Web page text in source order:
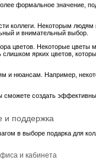
формальное значение,
коллеги. Некоторым
и внимательный выбор.
цветов. Некоторые цветы
ярких цветов,
и нюансам. Например,
создать
и поддержка
в выборе подарка для
и кабинета